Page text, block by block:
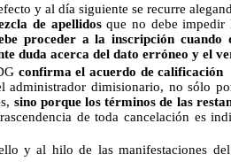
y al día siguiente se recurre
de apellidosque no debe impedir
proceder a la inscripción
duda acerca del dato erróneo y el
confirma el acuerdo de calificación
administrador dimisionario, no sólo
sino porque los términos de las
de toda cancelación es
de las manifestaciones del